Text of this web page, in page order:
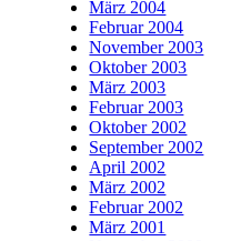
März 2004
Februar 2004
November 2003
Oktober 2003
März 2003
Februar 2003
Oktober 2002
September 2002
April 2002
März 2002
Februar 2002
März 2001